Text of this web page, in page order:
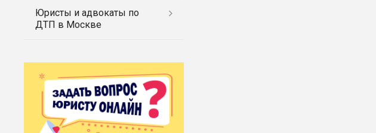
Юристы и адвокаты по
ДТП в Москве